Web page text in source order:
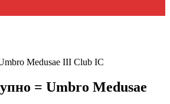
Medusae III Club IC
= Umbro Medusae